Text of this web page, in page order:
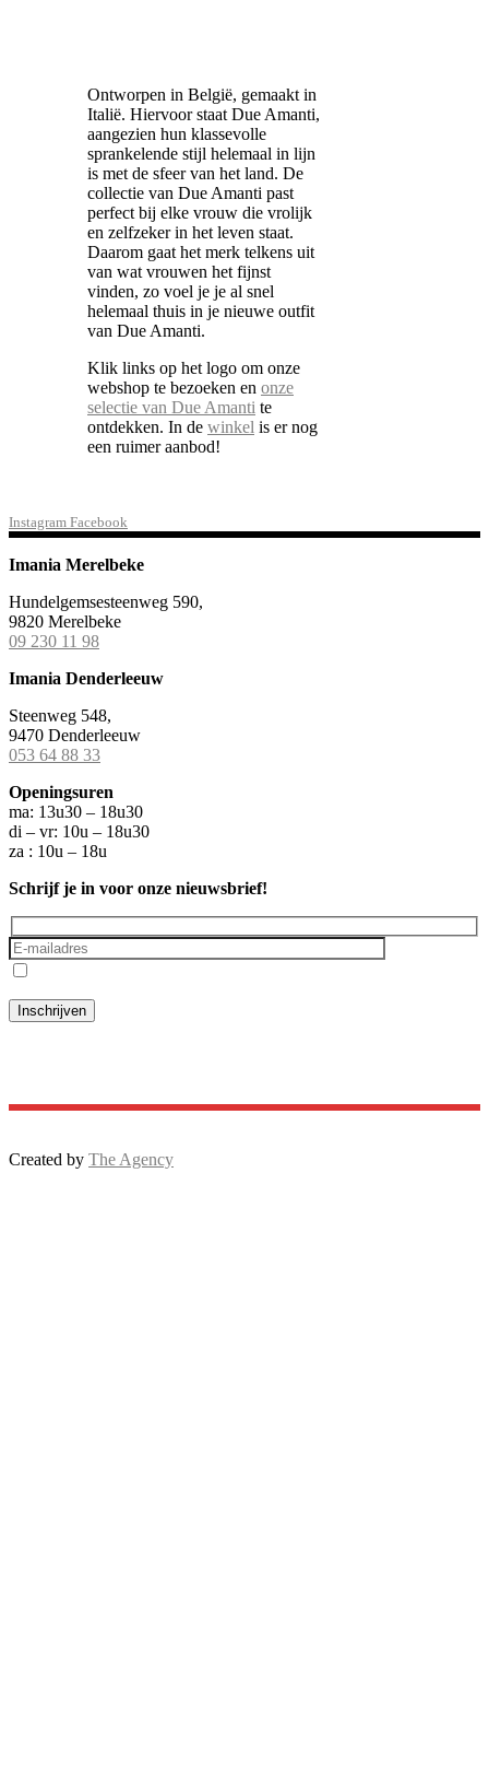
Ontworpen in België, gemaakt in
Italië. Hiervoor staat Due Amanti,
aangezien hun klassevolle
sprankelende stijl helemaal in lijn
is met de sfeer van het land. De
collectie van Due Amanti past
perfect bij elke vrouw die vrolijk
en zelfzeker in het leven staat.
Daarom gaat het merk telkens uit
van wat vrouwen het fijnst
vinden, zo voel je je al snel
helemaal thuis in je nieuwe outfit
van Due Amanti.
Klik links op het logo om onze
webshop te bezoeken en onze
selectie van Due Amanti te
ontdekken. In de winkel is er nog
een ruimer aanbod!
Instagram Facebook
Imania Merelbeke
Hundelgemsesteenweg 590,
9820 Merelbeke
09 230 11 98
Imania Denderleeuw
Steenweg 548,
9470 Denderleeuw
053 64 88 33
Openingsuren
ma: 13u30 – 18u30
di – vr: 10u – 18u30
za : 10u – 18u
Schrijf je in voor onze nieuwsbrief!
Created by The Agency